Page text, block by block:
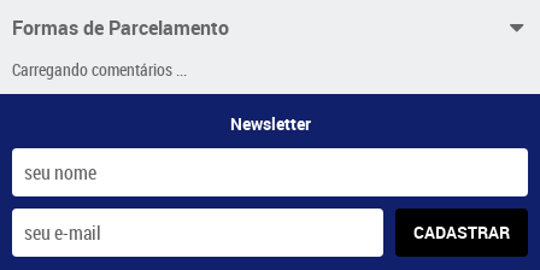
Formas de Parcelamento
Carregando comentários ...
Newsletter
CADASTRAR